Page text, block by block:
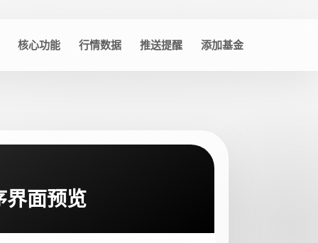
核心功能 行情数据 推送提醒 添加基金
界面预览